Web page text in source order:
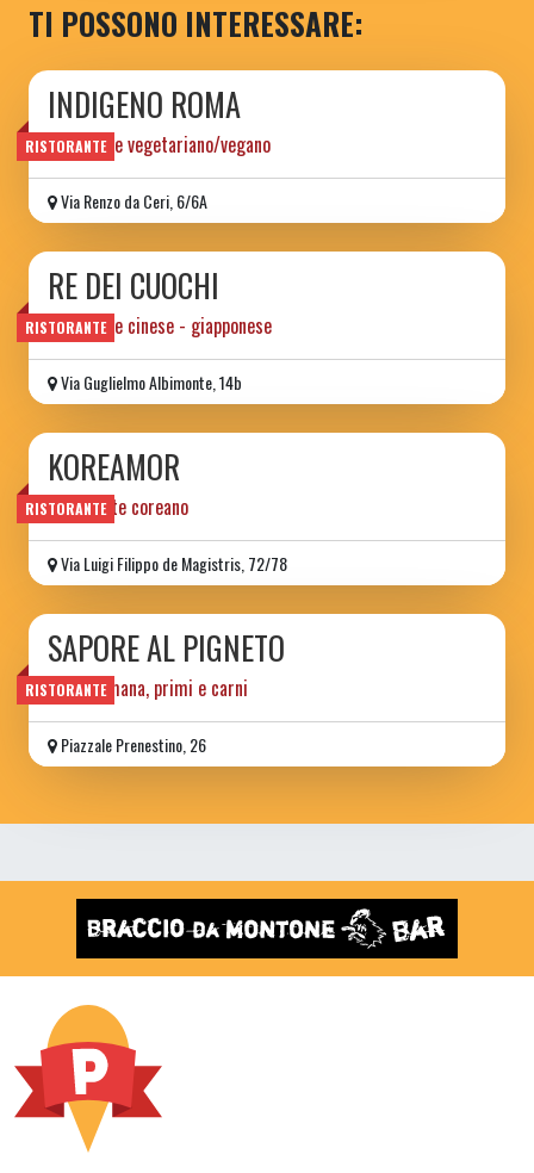
TI POSSONO INTERESSARE:
RISTORANTE
INDIGENO ROMA
ristorante vegetariano/vegano
Via Renzo da Ceri, 6/6A
RISTORANTE
RE DEI CUOCHI
ristorante cinese - giapponese
Via Guglielmo Albimonte, 14b
RISTORANTE
KOREAMOR
Ristorante coreano
Via Luigi Filippo de Magistris, 72/78
RISTORANTE
SAPORE AL PIGNETO
pinsa romana, primi e carni
Piazzale Prenestino, 26